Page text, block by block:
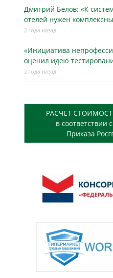
Дмитрий Белов: «К
отелей нужен
2 года назад
«Инициатива
оценил идею
2 года назад
РАСЧЕТ
в соответствии
Приказа